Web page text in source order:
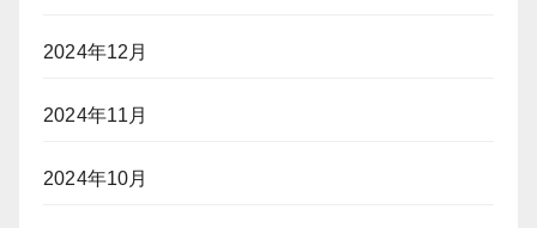
2024年12月
2024年11月
2024年10月